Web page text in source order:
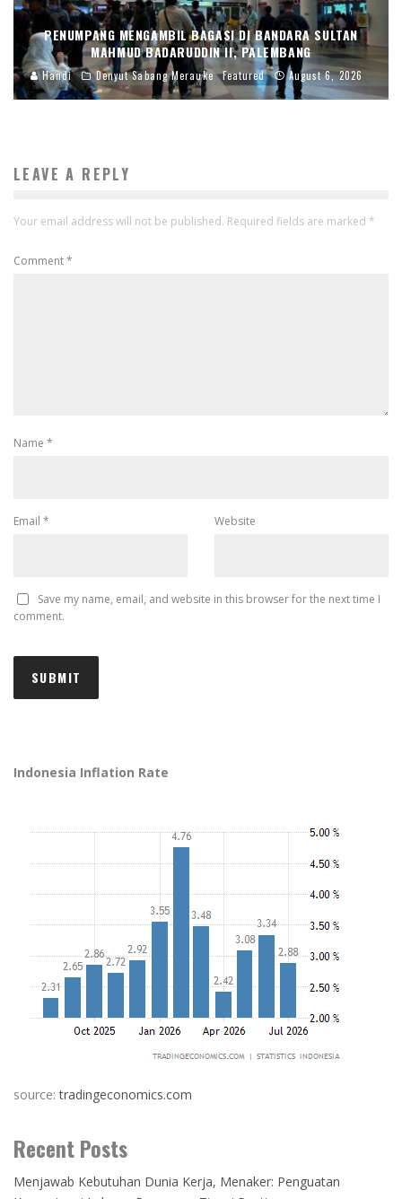
PENUMPANG MENGAMBIL BAGASI DI BANDARA SULTAN
MAHMUD BADARUDDIN II, PALEMBANG
Handi Denyut Sabang Merauke Featured August 6, 2026
LEAVE A REPLY
Your email address will not be published. Required fields are marked *
Comment*
Name *
Email * Website
Save my name, email, and website in this browser for the next time I
comment.
Indonesia Inflation Rate
source:tradingeconomics.com
Recent Posts
Menjawab Kebutuhan Dunia Kerja, Menaker: Penguatan